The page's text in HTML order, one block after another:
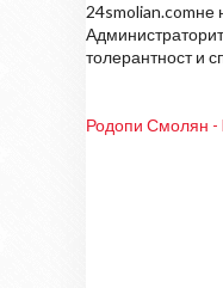
24smolian.comне
толерантност и
Родопи Смолян -